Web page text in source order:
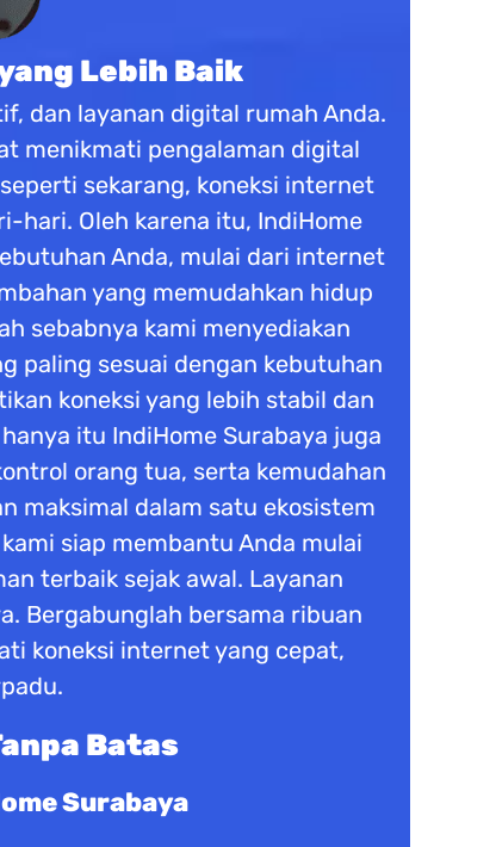
Lebih Baik
dan layanan digital rumah Anda.
menikmati pengalaman digital
sekarang, koneksi internet
hari. Oleh karena itu, IndiHome
Anda, mulai dari internet
yang memudahkan hidup
sebabnya kami menyediakan
paling sesuai dengan kebutuhan
koneksi yang lebih stabil dan
itu IndiHome Surabaya juga
orang tua, serta kemudahan
maksimal dalam satu ekosistem
siap membantu Anda mulai
terbaik sejak awal. Layanan
Bergabunglah bersama ribuan
koneksi internet yang cepat,
Batas
Surabaya